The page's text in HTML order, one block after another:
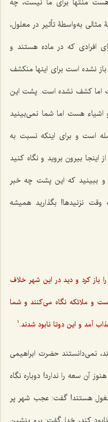
منتها برای ما نیست، چه
به‌واسطۀ تأثیر در معلول،
افرادی که در ماده هستند و
نشده است برای اینها منکشف
اما کشف نشده است. پشت این
اشیاء هست اما شما نمی‌بینید
است و برای اینکه نسبت به
اینجا بیرون بروید و نگاه کنید
و ببینید که این پشت چه خبر
نزنید‌ها! بگذارید همیشه
باز کرد و دید در این شهر خلاف
و ملائکه نگاه می‌کنند و شما
آمد و این دوتا نابود شدند. 1
نمی‌دانستند حضرت ابراهیمی
آن سعه را ندارد! دوباره نگاه
هستند! گفت: عجب شهر پر